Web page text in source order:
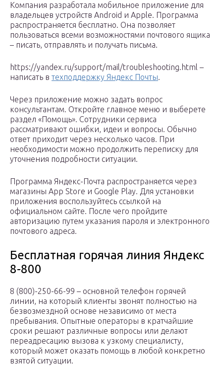
Компания разработала мобильное приложение для
владельцев устройств Android и Apple. Программа
распространяется бесплатно. Она позволяет
пользоваться всеми возможностями почтового ящика
– писать, отправлять и получать письма.
https://yandex.ru/support/mail/troubleshooting.html –
написать в техподдержку Яндекс Почты.
Через приложение можно задать вопрос
консультантам. Откройте главное меню и выберете
раздел «Помощь». Сотрудники сервиса
рассматривают ошибки, идеи и вопросы. Обычно
ответ приходит через несколько часов. При
необходимости можно продолжить переписку для
уточнения подробности ситуации.
Программа Яндекс-Почта распространяется через
магазины App Store и Google Play. Для установки
приложения воспользуйтесь ссылкой на
официальном сайте. После чего пройдите
авторизацию путем указания пароля и электронного
почтового адреса.
Бесплатная горячая линия Яндекс
8-800
8 (800)-250-66-99 – основной телефон горячей
линии, на который клиенты звонят полностью на
безвозмездной основе независимо от места
пребывания. Опытные операторы в кратчайшие
сроки решают различные вопросы или делают
переадресацию вызова к узкому специалисту,
который может оказать помощь в любой конкретно
взятой ситуации.